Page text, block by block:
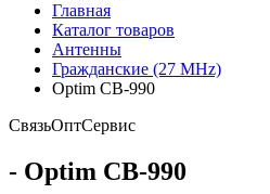
Главная
Каталог товаров
Антенны
Гражданские (27 MHz)
Optim CB-990
СвязьОптСервис
- Optim CB-990